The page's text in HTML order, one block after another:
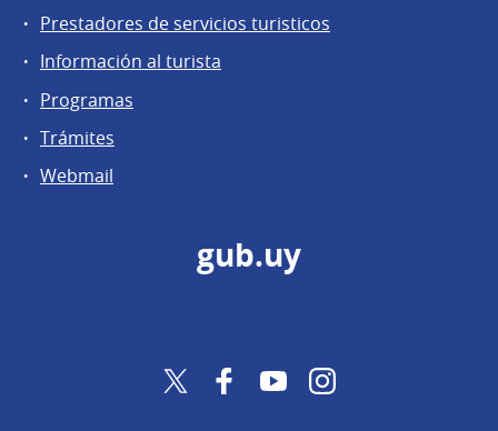
Prestadores de servicios turisticos
Información al turista
Programas
Trámites
Webmail
gub.uy
Twitter FacebookYouTubeInstagram